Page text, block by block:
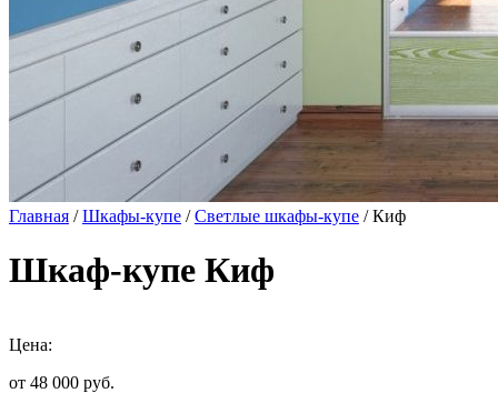
Главная /Шкафы-купе /Светлые шкафы-купе / Киф
Шкаф-купе Киф
Цена:
от 48 000 руб.